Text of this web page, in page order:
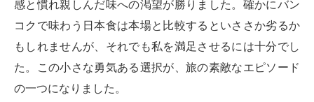
感と慣れ親しんだ味への渇望が勝りました。確かにバン
コクで味わう日本食は本場と比較するといささか劣るか
もしれませんが、それでも私を満足させるには十分でし
た。この小さな勇気ある選択が、旅の素敵なエピソード
の一つになりました。